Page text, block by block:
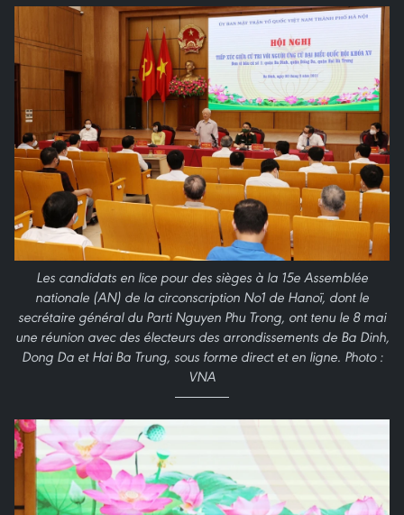
Les candidats en lice pour des sièges à la 15e Assemblée
nationale (AN) de la circonscription No1 de Hanoï, dont le
secrétaire général du Parti Nguyen Phu Trong, ont tenu le 8 mai
une réunion avec des électeurs des arrondissements de Ba Dinh,
Dong Da et Hai Ba Trung, sous forme direct et en ligne. Photo :
VNA